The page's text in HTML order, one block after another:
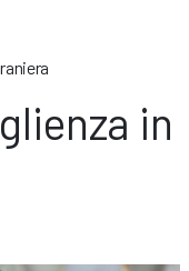
in